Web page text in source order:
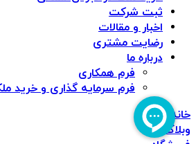
ثبت شرکت
اخبار و مقالات
رضایت مشتری
درباره ما
فرم همکاری
فرم سرمایه گذاری و خرید
خانه
وبلاگ